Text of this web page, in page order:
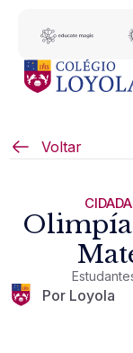
Voltar
Por Loyola